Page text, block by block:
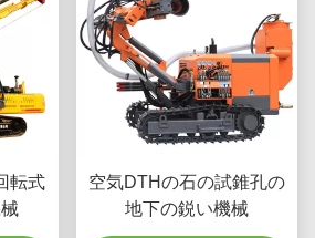
転式
空気DTHの石の試錐孔の
地下の鋭い機械